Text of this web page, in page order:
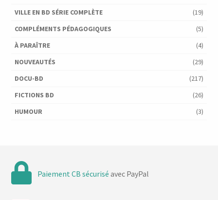
VILLE EN BD SÉRIE COMPLÈTE
(19)
COMPLÉMENTS PÉDAGOGIQUES
(5)
À PARAÎTRE
(4)
NOUVEAUTÉS
(29)
DOCU-BD
(217)
FICTIONS BD
(26)
HUMOUR
(3)
Paiement CB sécurisé avec PayPal